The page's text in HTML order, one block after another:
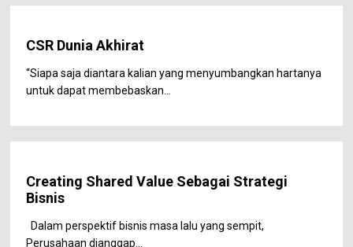
CSR Dunia Akhirat
“Siapa saja diantara kalian yang menyumbangkan hartanya
untuk dapat membebaskan...
Creating Shared Value Sebagai Strategi
Bisnis
Dalam perspektif bisnis masa lalu yang sempit,
Perusahaan dianggap...